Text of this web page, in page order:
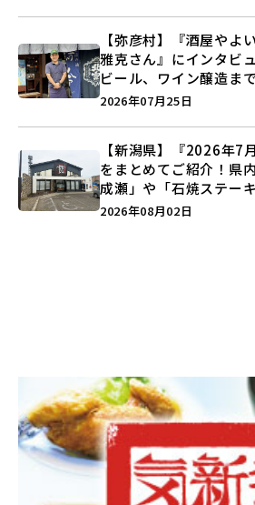
【弥彦村】『酒屋やよ
雅克さん』にインタビ
ビール、ワイン醸造ま
史”に迫る♪
2026年07月25日
【新潟県】『2026年7
をまとめてご紹介！県
成瀬」や「石焼ステー
営業に幕…。
2026年08月02日